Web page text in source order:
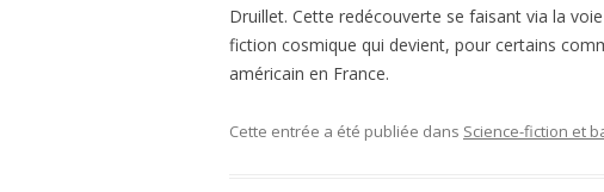
Druillet. Cette redécouverte se faisant via la
fiction cosmique qui devient, pour certains
américain en France.
Cette entrée a été publiée dans Science-fiction et